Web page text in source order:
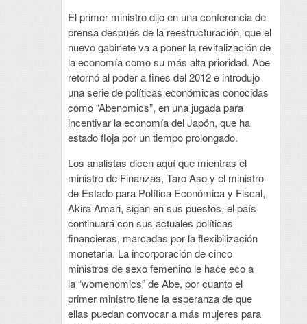
El primer ministro dijo en una conferencia de
prensa después de la reestructuración, que el
nuevo gabinete va a poner la revitalización de
la economía como su más alta prioridad. Abe
retornó al poder a fines del 2012 e introdujo
una serie de políticas económicas conocidas
como “Abenomics”, en una jugada para
incentivar la economía del Japón, que ha
estado floja por un tiempo prolongado.
Los analistas dicen aquí que mientras el
ministro de Finanzas, Taro Aso y el ministro
de Estado para Política Económica y Fiscal,
Akira Amari, sigan en sus puestos, el país
continuará con sus actuales políticas
financieras, marcadas por la flexibilización
monetaria. La incorporación de cinco
ministros de sexo femenino le hace eco a
la “womenomics” de Abe, por cuanto el
primer ministro tiene la esperanza de que
ellas puedan convocar a más mujeres para